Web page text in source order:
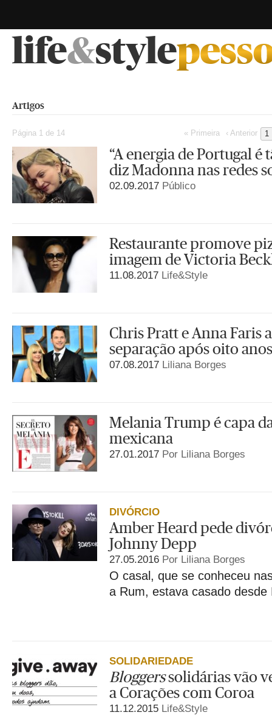
life&style
Artigos
Página 1 de 14 « Primeira ‹ Anterior 1
“A energia de Portugal é
diz Madonna nas redes
02.09.2017 Público
Restaurante promove
imagem de Victoria
11.08.2017 Life&Style
Chris Pratt e Anna Faris
separação após oito
07.08.2017 Liliana Borges
Melania Trump é capa
mexicana
27.01.2017 Por Liliana Borges
DIVÓRCIO
Amber Heard pede
Johnny Depp
27.05.2016 Por Liliana Borges
O casal, que se conheceu
a Rum, estava casado desde
SOLIDARIEDADE
Bloggerssolidárias vão
a Corações com Coroa
11.12.2015 Life&Style